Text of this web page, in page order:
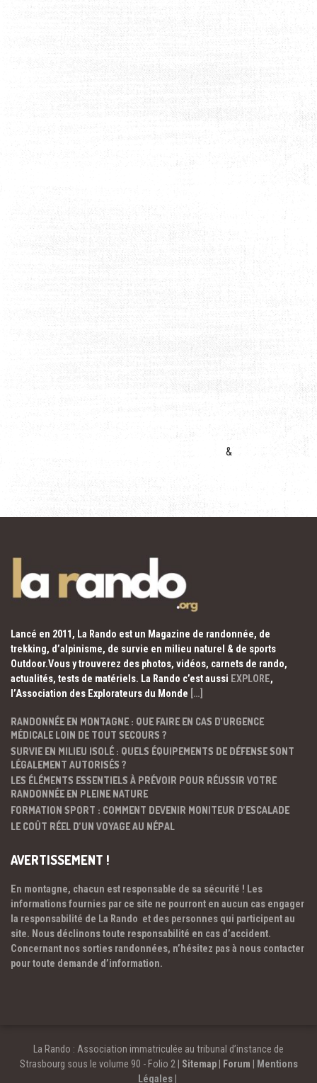
&
Lancé en 2011, La Rando est un Magazine de randonnée, de
trekking, d’alpinisme, de survie en milieu naturel & de sports
Outdoor.Vous y trouverez des photos, vidéos, carnets de rando,
actualités, tests de matériels. La Rando c’est aussi EXPLORE,
l’Association des Explorateurs du Monde […]
RANDONNÉE EN MONTAGNE : QUE FAIRE EN CAS D’URGENCE
MÉDICALE LOIN DE TOUT SECOURS ?
SURVIE EN MILIEU ISOLÉ : QUELS ÉQUIPEMENTS DE DÉFENSE SONT
LÉGALEMENT AUTORISÉS ?
LES ÉLÉMENTS ESSENTIELS À PRÉVOIR POUR RÉUSSIR VOTRE
RANDONNÉE EN PLEINE NATURE
FORMATION SPORT : COMMENT DEVENIR MONITEUR D’ESCALADE
LE COÛT RÉEL D’UN VOYAGE AU NÉPAL
AVERTISSEMENT !
En montagne, chacun est responsable de sa sécurité ! Les
informations fournies par ce site ne pourront en aucun cas engager
la responsabilité de La Rando et des personnes qui participent au
site. Nous déclinons toute responsabilité en cas d’accident.
Concernant nos sorties randonnées, n’hésitez pas à nous contacter
pour toute demande d’information.
La Rando : Association immatriculée au tribunal d’instance de
Strasbourg sous le volume 90 - Folio 2 | Sitemap| Forum
Mentions
Légales